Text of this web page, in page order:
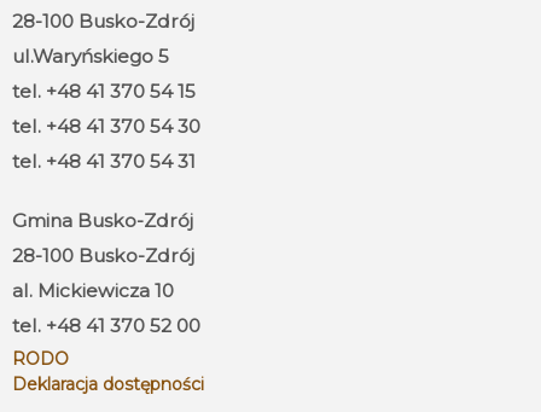
28-100 Busko-Zdrój
ul.Waryńskiego 5
tel. +48 41 370 54 15
tel. +48 41 370 54 30
tel. +48 41 370 54 31
Gmina Busko-Zdrój
28-100 Busko-Zdrój
al. Mickiewicza 10
tel. +48 41 370 52 00
RODO
Deklaracja dostępności